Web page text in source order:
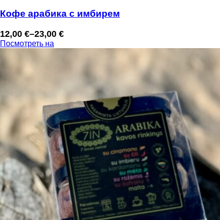
Кофе арабика с имбирем
12,00 €–23,00 €
Диапазон
цен:
12,00 €
23,00 €
Посмотреть на